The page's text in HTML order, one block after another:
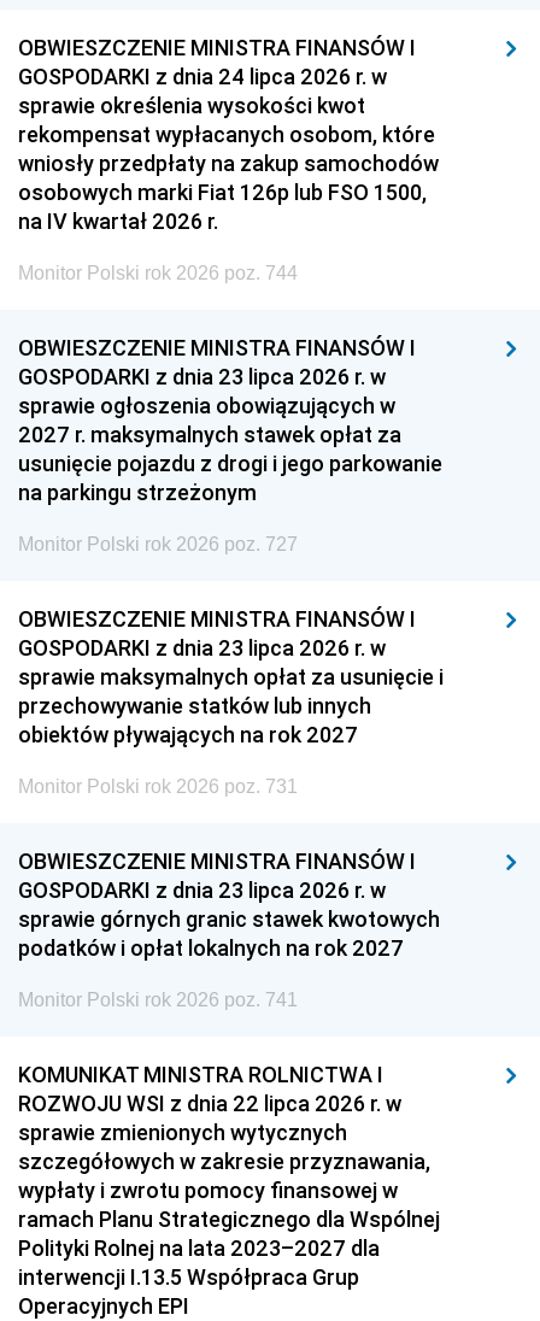
OBWIESZCZENIE MINISTRA FINANSÓW I
GOSPODARKI z dnia 24 lipca 2026 r. w
sprawie określenia wysokości kwot
rekompensat wypłacanych osobom, które
wniosły przedpłaty na zakup samochodów
osobowych marki Fiat 126p lub FSO 1500,
na IV kwartał 2026 r.
Monitor Polski rok 2026 poz. 744
OBWIESZCZENIE MINISTRA FINANSÓW I
GOSPODARKI z dnia 23 lipca 2026 r. w
sprawie ogłoszenia obowiązujących w
2027 r. maksymalnych stawek opłat za
usunięcie pojazdu z drogi i jego parkowanie
na parkingu strzeżonym
Monitor Polski rok 2026 poz. 727
OBWIESZCZENIE MINISTRA FINANSÓW I
GOSPODARKI z dnia 23 lipca 2026 r. w
sprawie maksymalnych opłat za usunięcie i
przechowywanie statków lub innych
obiektów pływających na rok 2027
Monitor Polski rok 2026 poz. 731
OBWIESZCZENIE MINISTRA FINANSÓW I
GOSPODARKI z dnia 23 lipca 2026 r. w
sprawie górnych granic stawek kwotowych
podatków i opłat lokalnych na rok 2027
Monitor Polski rok 2026 poz. 741
KOMUNIKAT MINISTRA ROLNICTWA I
ROZWOJU WSI z dnia 22 lipca 2026 r. w
sprawie zmienionych wytycznych
szczegółowych w zakresie przyznawania,
wypłaty i zwrotu pomocy finansowej w
ramach Planu Strategicznego dla Wspólnej
Polityki Rolnej na lata 2023–2027 dla
interwencji I.13.5 Współpraca Grup
Operacyjnych EPI